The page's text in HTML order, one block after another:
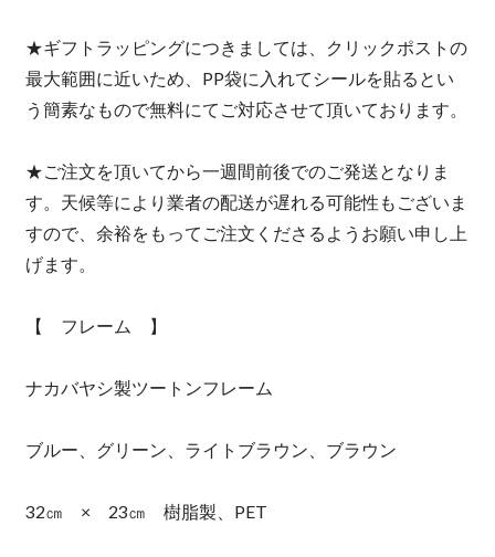
★ギフトラッピングにつきましては、クリックポストの
最大範囲に近いため、PP袋に入れてシールを貼るとい
う簡素なもので無料にてご対応させて頂いております。
★ご注文を頂いてから一週間前後でのご発送となりま
す。天候等により業者の配送が遅れる可能性もございま
すので、余裕をもってご注文くださるようお願い申し上
げます。
【 フレーム 】
ナカバヤシ製ツートンフレーム
ブルー、グリーン、ライトブラウン、ブラウン
32㎝ × 23㎝ 樹脂製、PET